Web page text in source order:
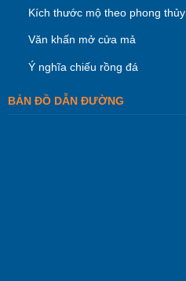
Kích thước mộ theo phong thủy
Văn khấn mở cửa mả
Ý nghĩa chiếu rồng đá
BẢN ĐỒ DẪN ĐƯỜNG